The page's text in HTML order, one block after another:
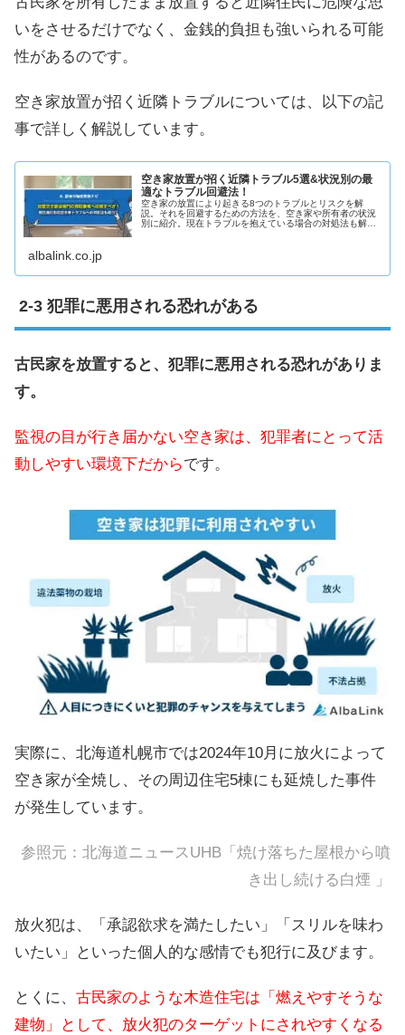
いをさせるだけでなく、金銭的負担も強いられる可能
性があるのです。
空き家放置が招く近隣トラブルについては、以下の記
事で詳しく解説しています。
空き家放置が招く近隣トラブル5選&状況別の最
適なトラブル回避法！
空き家の放置により起きる8つのトラブルとリスクを解
説。それを回避するための方法を、空き家や所有者の状況
別に紹介。現在トラブルを抱えている場合の対処法も解説
albalink.co.jp
犯罪に悪用される恐れがある
古民家を放置すると、犯罪に悪用される恐れがありま
す。
監視の目が行き届かない空き家は、犯罪者にとって活
動しやすい環境下だからです。
実際に、北海道札幌市では2024年10月に放火によって
空き家が全焼し、その周辺住宅5棟にも延焼した事件
が発生しています。
参照元： 北海道ニュースUHB「焼け落ちた屋根から噴
き出し続ける白煙 」
放火犯は、「承認欲求を満たしたい」「スリルを味わ
いたい」といった個人的な感情でも犯行に及びます。
とくに、 古民家のような木造住宅は「燃えやすそうな
建物」として、放火犯のターゲットにされやすくなる